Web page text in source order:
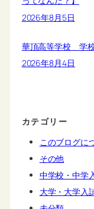
2026年8月5日
華頂高等学校 学
2026年8月4日
カテゴリー
このブログに
その他
中学校・中学
大学・大学入